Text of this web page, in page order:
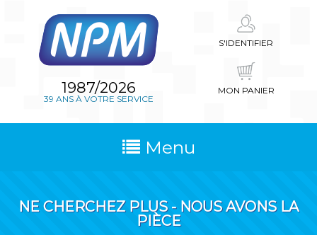
1987/2026
39 ANS À VOTRE SERVICE
S'IDENTIFIER
MON PANIER
Menu
NE CHERCHEZ PLUS - NOUS AVONS LA
PIÈCE